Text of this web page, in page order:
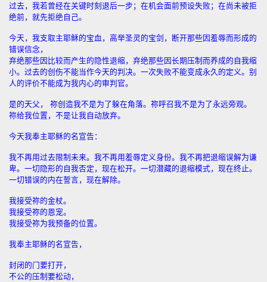
过去，我若曾经在关键时刻退后一步；在机会面前预设失败；在尚未被拒
绝前，就先拒绝自己。
今天，我支取主耶稣的宝血，高举圣灵的宝剑，断开那些因羞辱而形成的
错误信念，
弃绝那些因比较而产生的隐性退缩，弃绝那些因长期压制而养成的自我缩
小。过去的创伤不能当作今天的判决。一次失败不能变成永久的定义。别
人的评价不能成为我内心的审判官。
是的天父， 祢创造我不是为了躲在角落。祢呼召我不是为了永远旁观。
祢给我位置，不是让我自动放弃。
今天我奉主耶稣的名宣告：
我不再用过去限制未来。我不再用羞辱定义身份。我不再把退缩误解为谦
卑。一切隐形的自我否定，现在松开。一切潜藏的退缩模式，现在终止。
一切错误的内在誓言，现在解除。
我接受祢的金杖。
我接受祢的恩宠。
我接受祢为我预备的位置。
我奉主耶稣的名宣告，
封闭的门要打开，
不公的压制要松动，